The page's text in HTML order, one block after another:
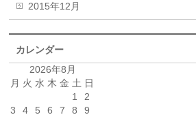
2015年12月
カレンダー
2026年8月
月 火 水 木 金 土 日
1
2
3
4 5 6 7 8
9